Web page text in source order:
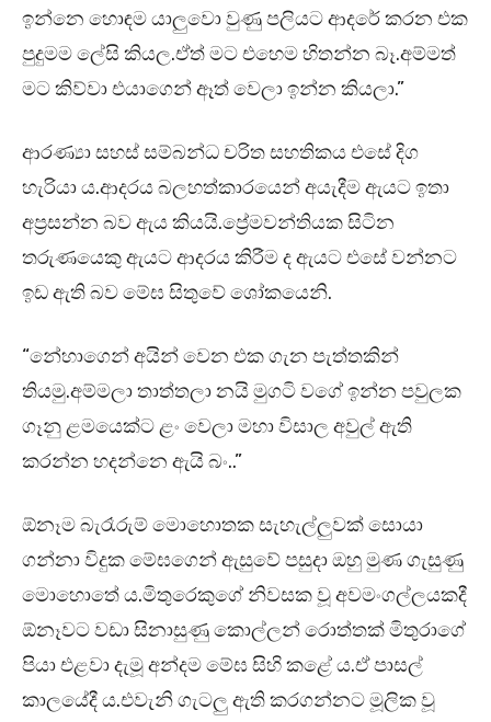
ඉන්නෙ හොඳම යාලුවො වුණු පලියට ආදරේ කරන එක
පුදුමම ලේසි කියල.ඒත් මට එහෙම හිතන්න බෑ.අම්මත්
මට කිව්වා එයාගෙන් ඈත් වෙලා ඉන්න කියලා.”
ආරණ්‍යා සහස් සම්බන්ධ චරිත සහතිකය එසේ දිග
හැරියා ය.ආදරය බලහත්කාරයෙන් අයැදීම ඇයට ඉතා
අප්‍රසන්න බව ඇය කියයි.ප්‍රේමවන්තියක සිටින
තරුණයෙකු ඇයට ආදරය කිරීම ද ඇයට එසේ වන්නට
ඉඩ ඇති බව මේඝ සිතුවේ ශෝකයෙනි.
“නේහාගෙන් අයින් වෙන එක ගැන පැත්තකින්
තියමු.අම්මලා තාත්තලා නයි මුගටි වගේ ඉන්න පවුලක
ගෑනු ළමයෙක්ට ළං වෙලා මහා විසාල අවුල් ඇති
කරන්න හදන්නෙ ඇයි බං..”
ඕනෑම බැරෑරුම් මොහොතක සැහැල්ලුවක් සොයා
ගන්නා විදුක මේඝගෙන් ඇසුවේ පසුදා ඔහු මුණ ගැසුණු
මොහොතේ ය.මිතුරෙකුගේ නිවසක වූ අවමංගල්ලයකදී
ඕනෑවට වඩා සිනාසුණු කොල්ලන් රොත්තක් මිතුරාගේ
පියා එළවා දැමූ අන්දම මේඝ සිහි කළේ ය.ඒ පාසල්
කාලයේදී ය.එවැනි ගැටලු ඇති කරගන්නට මූලික වූ